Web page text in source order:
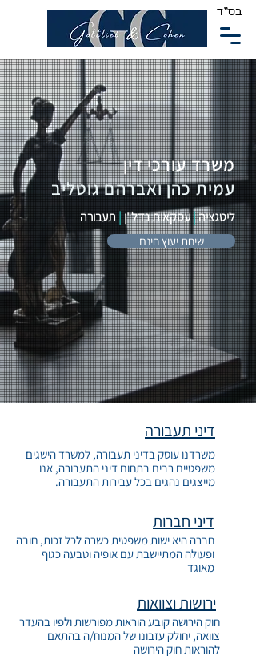
בס"ד
משרד עורכי דין
עמית כהן ואברהם גוטליב
ליטגציה|עסקאות נדל"ן |תעבורה
שיחת יעוץ חינם
דיני תעבורה
משרדנו עוסק בדיני תעבורה, למשרד הישגים
משפטיים רבים בתחום דיני התעבורה, אנו
מייצגים נהגים בכל עבירות התעבורה.
דיני חברות
חברה היא ישות משפטית כשרה לכל זכות, חובה
ופעולה המתיישבת עם אופיה וטבעה כגוף
מאוגד
ירושות וצוואות
חוק הירושה קובע הוראות מפורשות ולפיו בהעדר
צוואה, יחולק עזבונו של המנוח/ה בהתאם
להוראות חוק הירושה